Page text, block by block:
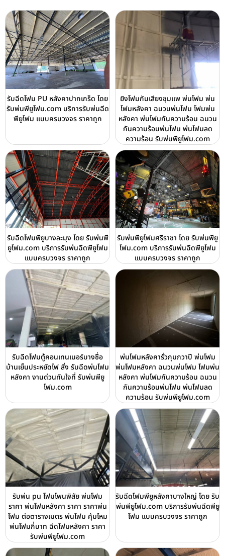
รับฉีดโฟม PU หลังคาปากเกร็ด โดย
รับพ่นพียูโฟม.com บริการรับพ่นฉีด
พียูโฟม แบบครบวงจร ราคาถูก
ยิงโฟมกันเสียงชุมแพ พ่นโฟม พ่น
โฟมหลังคา ฉนวนพ่นโฟม โฟมพ่น
หลังคา พ่นโฟมกันความร้อน ฉนวน
กันความร้อนพ่นโฟม พ่นโฟมลด
ความร้อน รับพ่นพียูโฟม.com
รับฉีดโฟมพียูบางละมุง โดย รับพ่นพี
ยูโฟม.com บริการรับพ่นฉีดพียูโฟม
แบบครบวงจร ราคาถูก
รับพ่นพียูโฟมศรีราชา โดย รับพ่นพียู
โฟม.com บริการรับพ่นฉีดพียูโฟม
แบบครบวงจร ราคาถูก
รับฉีดโฟมตู้คอนเทนเนอร์บางซื่อ
บ้านเย็นประหยัดไฟ สั่ง รับฉีดพ่นโฟม
หลังคา งานด่วนทันใจที่ รับพ่นพียู
โฟม.com
พ่นโฟมหลังคารั่วกุมภวาปี พ่นโฟม
พ่นโฟมหลังคา ฉนวนพ่นโฟม โฟมพ่น
หลังคา พ่นโฟมกันความร้อน ฉนวน
กันความร้อนพ่นโฟม พ่นโฟมลด
ความร้อน รับพ่นพียูโฟม.com
รับพ่น pu โฟมโพนพิสัย พ่นโฟม
ราคา พ่นโฟมหลังคา ราคา ราคาพ่น
โฟม ต่อตารางเมตร พ่นโฟม คุ้มไหม
พ่นโฟมกี่บาท ฉีดโฟมหลังคา ราคา
รับพ่นพียูโฟม.com
รับฉีดโฟมพียูหลังคาบางใหญ่ โดย รับ
พ่นพียูโฟม.com บริการรับพ่นฉีดพียู
โฟม แบบครบวงจร ราคาถูก